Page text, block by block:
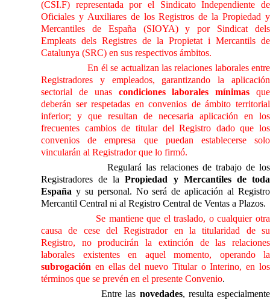
(CSI.F) representada por el Sindicato Independiente de
Oficiales y Auxiliares de los Registros dela Propiedad y
Mercantiles de España (SIOYA) y por Sindicat dels
Empleats dels Registres de la Propietat i Mercantils de
Catalunya (SRC) en sus respectivos ámbitos.
En él se actualizan las relaciones laborales entre
Registradores y empleados, garantizando la aplicación
sectorial de unas condiciones laborales mínimas que
deberán ser respetadas en convenios de ámbito territorial
inferior; y que resultan de necesaria aplicación en los
frecuentes cambios de titular del Registro dado que los
convenios de empresa que puedan establecerse solo
vincularán al Registrador que lo firmó.
Regulará las relaciones de trabajo de los
Registradores delaPropiedad y Mercantiles de toda
España y su personal. No será de aplicación al Registro
Mercantil Central ni al Registro Central de Ventas a Plazos.
Se mantiene que el traslado, o cualquier otra
causa de cese del Registrador en la titularidad de su
Registro, no producirán la extinción de las relaciones
laborales existentes en aquel momento, operando la
subrogación en ellas del nuevo Titular o Interino, en los
términos que se prevén en el presente Convenio.
Entre las novedades, resulta especialmente